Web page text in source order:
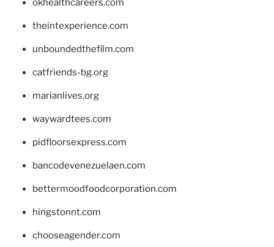
okhealthcareers.com
theintexperience.com
unboundedthefilm.com
catfriends-bg.org
marianlives.org
waywardtees.com
pidfloorsexpress.com
bancodevenezuelaen.com
bettermoodfoodcorporation.com
hingstonnt.com
chooseagender.com